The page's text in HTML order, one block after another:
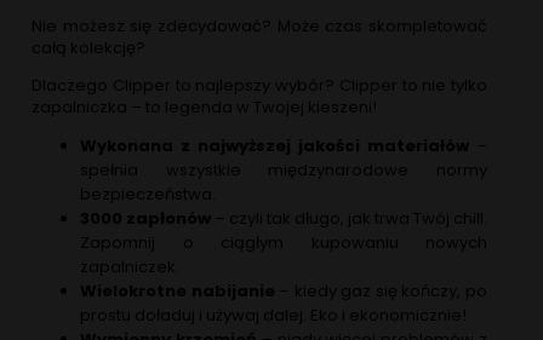
Nie możesz się zdecydować? Może czas skompletować
całą kolekcję?
Dlaczego Clipper to najlepszy wybór? Clipper to nie tylko
zapalniczka – to legenda w Twojej kieszeni!
Wykonana z najwyższej jakości materiałów –
spełnia wszystkie międzynarodowe normy
bezpieczeństwa.
3000 zapłonów – czyli tak długo, jak trwa Twój chill.
Zapomnij o ciągłym kupowaniu nowych
zapalniczek.
Wielokrotne nabijanie – kiedy gaz się kończy, po
prostu doładuj i używaj dalej. Eko i ekonomicznie!